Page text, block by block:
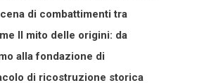
di combattimenti tra
Il mito delle origini: da
alla fondazione di
di ricostruzione storica